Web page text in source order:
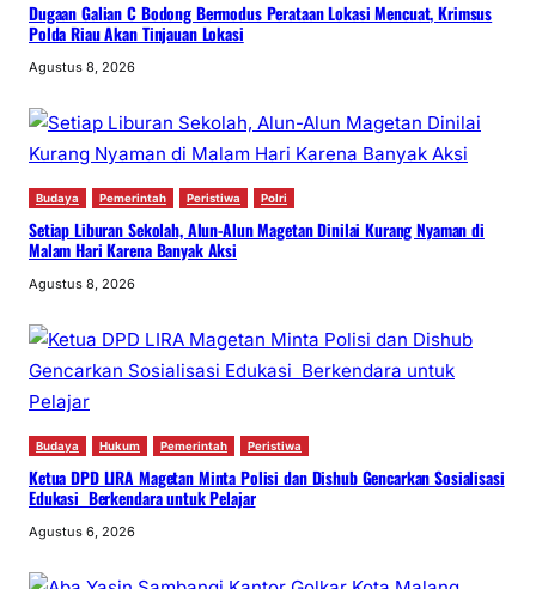
Dugaan Galian C Bodong Bermodus Perataan Lokasi Mencuat, Krimsus
Polda Riau Akan Tinjauan Lokasi
Agustus 8, 2026
Budaya Pemerintah Peristiwa Polri
Setiap Liburan Sekolah, Alun-Alun Magetan Dinilai Kurang Nyaman di
Malam Hari Karena Banyak Aksi
Agustus 8, 2026
Budaya Hukum Pemerintah Peristiwa
Ketua DPD LIRA Magetan Minta Polisi dan Dishub Gencarkan Sosialisasi
Edukasi Berkendara untuk Pelajar
Agustus 6, 2026